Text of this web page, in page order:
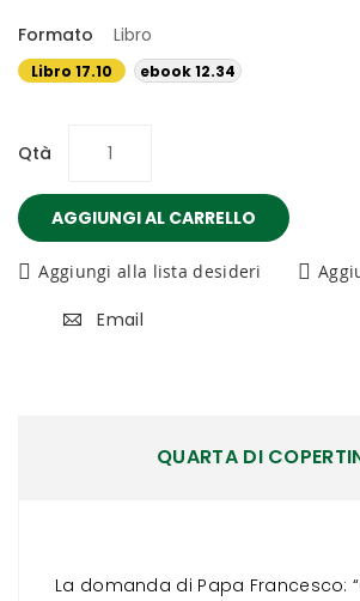
Formato Libro
Libro 17.10
ebook 12.34
Qtà
AGGIUNGI AL CARRELLO
Aggiungi alla lista desideri
Email
QUARTA DI
La domanda di Papa Francesco: